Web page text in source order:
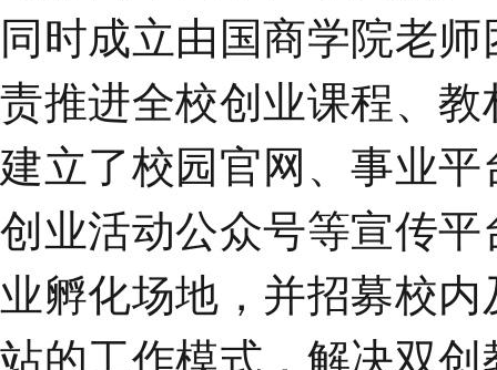
同时成立由国商学院老
责推进全校创业课程、
建立了校园官网、事业
创业活动公众号等宣传
业孵化场地，并招募校
站的工作模式，解决双